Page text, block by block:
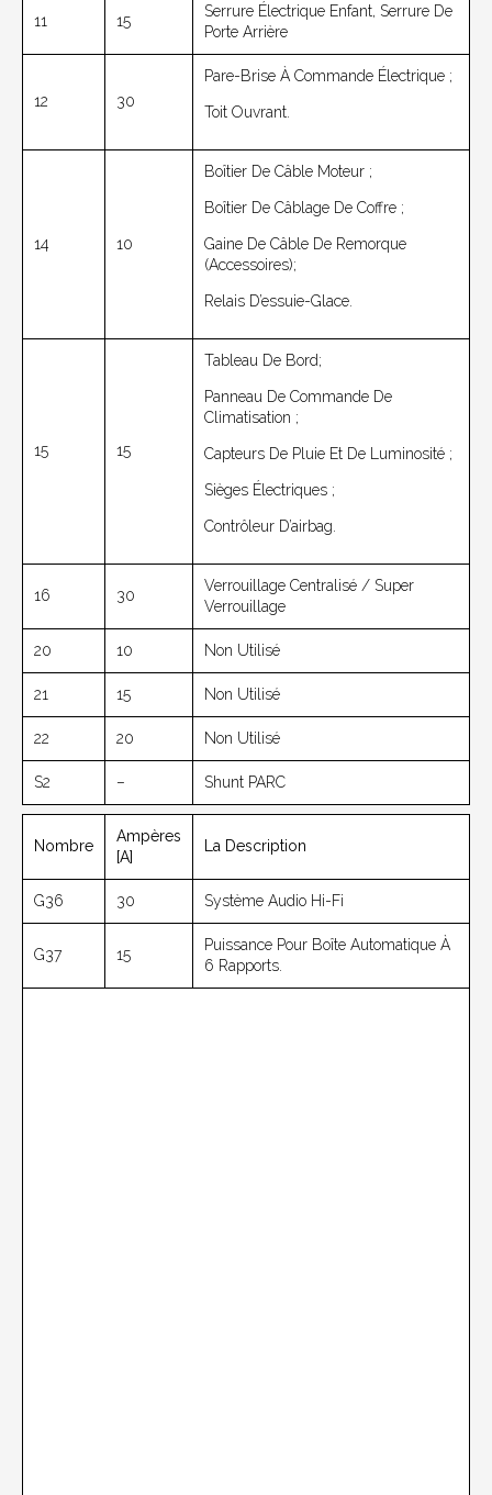
11 15
Serrure Électrique Enfant, Serrure De
Porte Arrière
12 30
Pare-Brise À Commande Électrique ;
Toit Ouvrant.
14 10
Boîtier De Câble Moteur ;
Boîtier De Câblage De Coffre ;
Gaine De Câble De Remorque
(accessoires);
Relais D’essuie-Glace.
15 15
Tableau De Bord;
Panneau De Commande De
Climatisation ;
Capteurs De Pluie Et De Luminosité ;
Sièges Électriques ;
Contrôleur D’airbag.
16 30
Verrouillage Centralisé / Super
Verrouillage
20 10 Non Utilisé
21 15 Non Utilisé
22 20 Non Utilisé
S2 – Shunt PARC
Nombre
Ampères
[A]
La Description
G36 30 Système Audio Hi-Fi
G37 15
Puissance Pour Boîte Automatique À
6 Rapports.